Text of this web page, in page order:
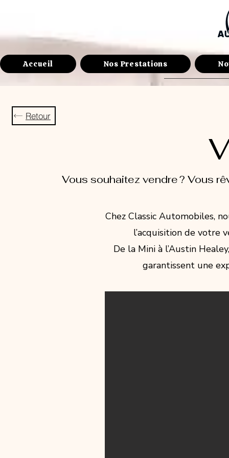
Accueil Nos Prestations
Vous souhaitez vendre ? Vous
Chez Classic Automobiles,
l’acquisition de votre
De la Mini à l’Austin
garantissent une
Retour